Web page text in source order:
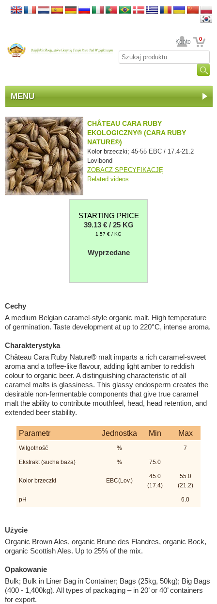
Twoje Konto 0
MENU
CHÂTEAU CARA RUBY
EKOLOGICZNY® (CARA RUBY
NATURE®)
Kolor brzeczki; 45-55 EBC / 17.4-21.2
Lovibond
ZOBACZ SPECYFIKACJĘ
Related videos
STARTING PRICE
39.13 € / 25 KG
1.57 € / KG
Wyprzedane
Cechy
A medium Belgian caramel-style organic malt. High temperature
of germination. Taste development at up to 220°C, intense aroma.
Charakterystyka
Château Cara Ruby Nature® malt imparts a rich caramel-sweet
aroma and a toffee-like flavour, adding light amber to reddish
colour to organic beer. A distinguishing characteristic of all
caramel malts is glassiness. This glassy endosperm creates the
desirable non-fermentable components that give true caramel
malt the ability to contribute mouthfeel, head, head retention, and
extended beer stability.
Parametr Jednostka Min Max
Wilgotność % 7
Ekstrakt (sucha baza) % 75.0
Kolor brzeczki EBC(Lov.)
45.0
(17.4)
55.0
(21.2)
pH 6.0
Użycie
Organic Brown Ales, organic Brune des Flandres, organic Bock,
organic Scottish Ales. Up to 25% of the mix.
Opakowanie
Bulk; Bulk in Liner Bag in Container; Bags (25kg, 50kg); Big Bags
(400 - 1,400kg). All types of packaging – in 20’ or 40’ containers
for export.